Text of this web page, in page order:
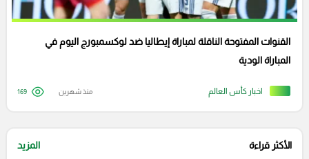
اخبار كأس العالم
القنوات المفتوحة الناقلة لمباراة إيطاليا ضد لوكسمبورج اليوم في
المباراة الودية
منذ شهرين 169
الأكثر قراءة المزيد